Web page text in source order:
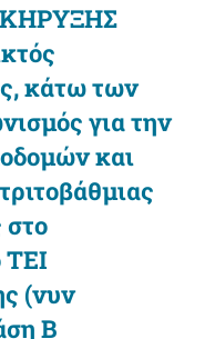
κάτω των
για την
και
στο
(νυν
Β